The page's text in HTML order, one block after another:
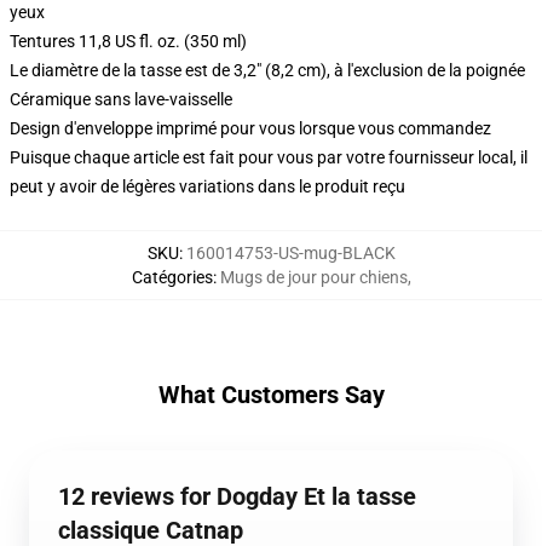
yeux
Tentures 11,8 US fl. oz. (350 ml)
Le diamètre de la tasse est de 3,2" (8,2 cm), à l'exclusion de la poignée
Céramique sans lave-vaisselle
Design d'enveloppe imprimé pour vous lorsque vous commandez
Puisque chaque article est fait pour vous par votre fournisseur local, il
peut y avoir de légères variations dans le produit reçu
SKU: 160014753-US-mug-BLACK
Catégories: Mugs de jour pour chiens,
What Customers Say
12 reviews for Dogday Et la tasse
classique Catnap